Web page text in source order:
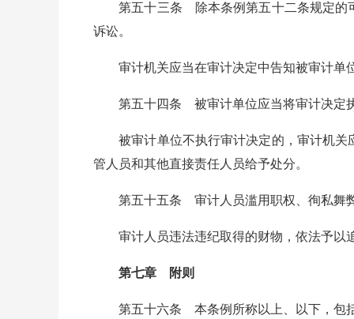
第五十三条 除本条例第五十二条规定的可
诉讼。
审计机关应当在审计决定中告知被审计单
第五十四条 被审计单位应当将审计决定执
被审计单位不执行审计决定的，审计机关
管人员和其他直接责任人员给予处分。
第五十五条 审计人员滥用职权、徇私舞弊
审计人员违法违纪取得的财物，依法予以
第七章 附则
第五十六条 本条例所称以上、以下，包